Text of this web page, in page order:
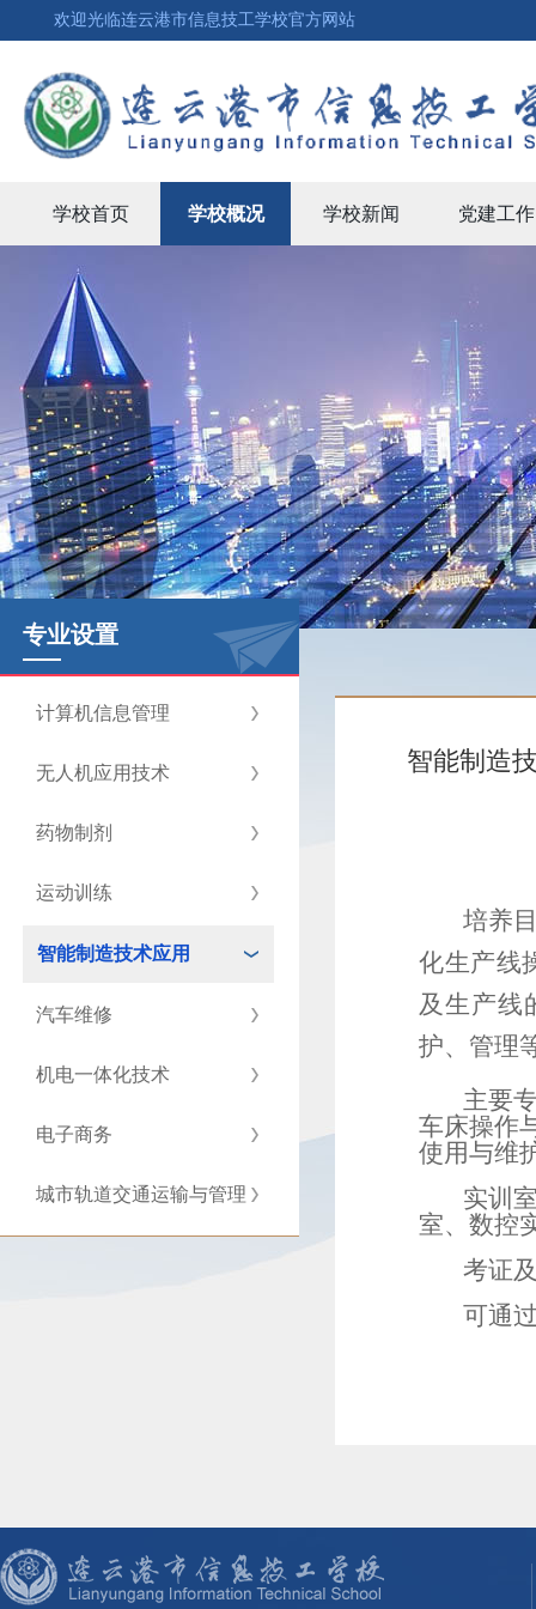
欢迎光临连云港市信息技工学校官方网站
学校首页 学校概况 学校新闻 党建工作
专业设置
计算机信息管理
无人机应用技术
药物制剂
运动训练
智能制造技术应用
汽车维修
机电一体化技术
电子商务
城市轨道交通运输与管理
智能制造
培养
化生产线
及生产线
护、管理
主要
车床操作
使用与维
实训
室、数控
考证
可通